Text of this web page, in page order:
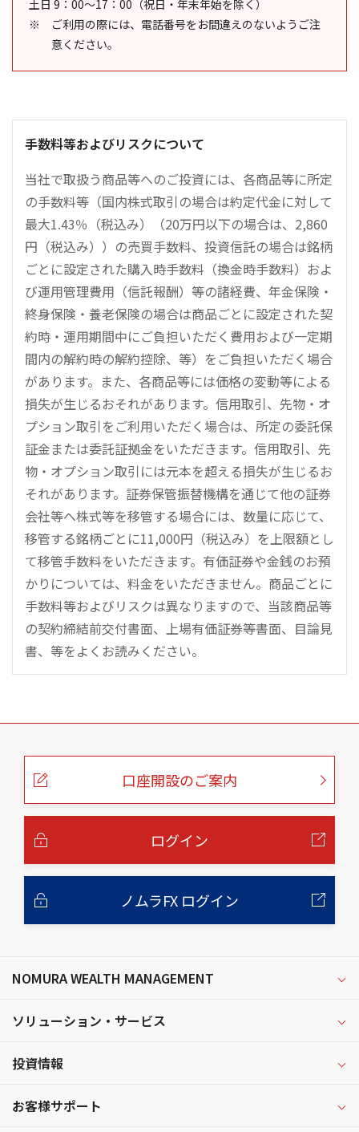
土日 9：00～17：00（祝日・年末年始を除く）
ご利用の際には、電話番号をお間違えのないようご注
意ください。
手数料等およびリスクについて
当社で取扱う商品等へのご投資には、各商品等に所定
の手数料等（国内株式取引の場合は約定代金に対して
最大1.43％（税込み）（20万円以下の場合は、2,860
円（税込み））の売買手数料、投資信託の場合は銘柄
ごとに設定された購入時手数料（換金時手数料）およ
び運用管理費用（信託報酬）等の諸経費、年金保険・
終身保険・養老保険の場合は商品ごとに設定された契
約時・運用期間中にご負担いただく費用および一定期
間内の解約時の解約控除、等）をご負担いただく場合
があります。また、各商品等には価格の変動等による
損失が生じるおそれがあります。信用取引、先物・オ
プション取引をご利用いただく場合は、所定の委託保
証金または委託証拠金をいただきます。信用取引、先
物・オプション取引には元本を超える損失が生じるお
それがあります。証券保管振替機構を通じて他の証券
会社等へ株式等を移管する場合には、数量に応じて、
移管する銘柄ごとに11,000円（税込み）を上限額とし
て移管手数料をいただきます。有価証券や金銭のお預
かりについては、料金をいただきません。商品ごとに
手数料等およびリスクは異なりますので、当該商品等
の契約締結前交付書面、上場有価証券等書面、目論見
書、等をよくお読みください。
こ
口座開設のご案内
ログイン
ノムラFX ログイン
NOMURA WEALTH MANAGEMENT
ソリューション・サービス
投資情報
お客様サポート